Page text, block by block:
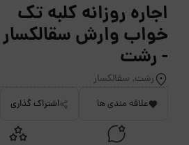
اجاره روزانه کلبه تک
خواب وارش سقالکسار
- رشت
رشت, سقالکسار
علاقه مندی ها اشتراک گذاری